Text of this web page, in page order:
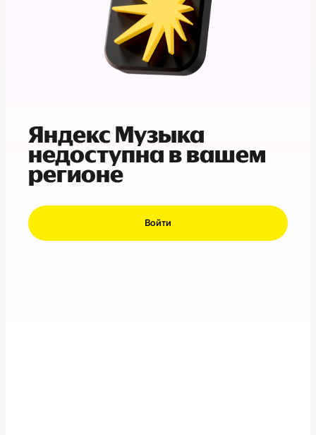
Яндекс Музыка
недоступна в вашем
регионе
Войти